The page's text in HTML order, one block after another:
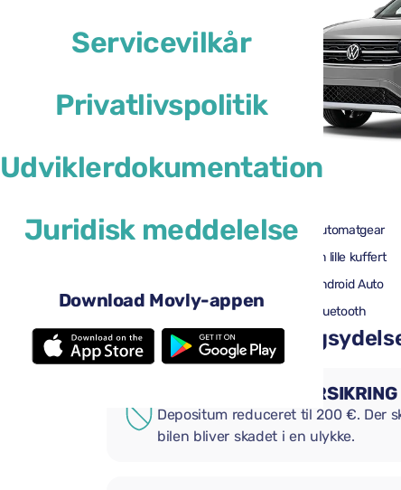
Servicevilkår
Privatlivspolitik
Udviklerdokumentation
Juridisk meddelelse
Download Movly-appen
4 døre Automatgear
En lille kuffert
Android Auto
Bakkamera
Bluetooth
Tilføj praktiske
SUPPLERENDE FORSIKRING
Depositum reduceret til 200 €. Der
bilen bliver skadet i en ulykke.